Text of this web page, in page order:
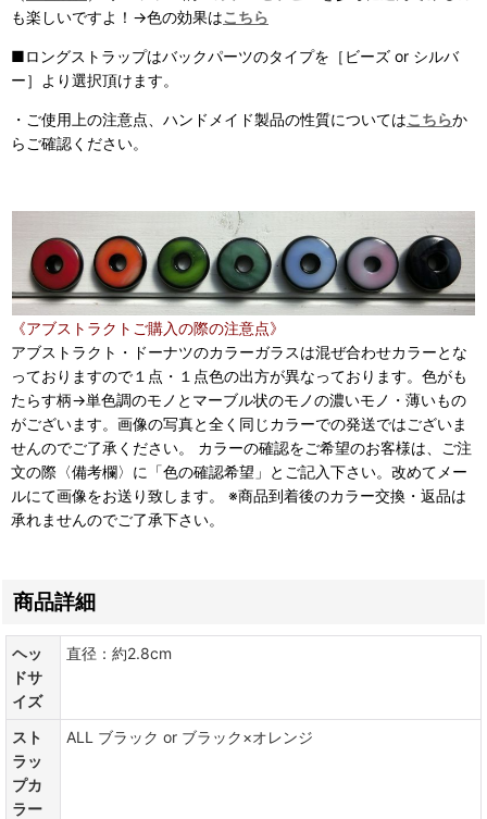
も楽しいですよ！→色の効果はこちら
■ロングストラップはバックパーツのタイプを［ビーズ or シルバ
ー］より選択頂けます。
・ご使用上の注意点、ハンドメイド製品の性質についてはこちらか
らご確認ください。
《アブストラクトご購入の際の注意点》
アブストラクト・ドーナツのカラーガラスは混ぜ合わせカラーとな
っておりますので１点・１点色の出方が異なっております。色がも
たらす柄→単色調のモノとマーブル状のモノの濃いモノ・薄いもの
がございます。画像の写真と全く同じカラーでの発送ではございま
せんのでご了承ください。 カラーの確認をご希望のお客様は、ご注
文の際〈備考欄〉に「色の確認希望」とご記入下さい。改めてメー
ルにて画像をお送り致します。 ※商品到着後のカラー交換・返品は
承れませんのでご了承下さい。
商品詳細
ヘッ
ドサ
イズ
直径：約2.8cm
スト
ラッ
プカ
ラー
ALL ブラック or ブラック×オレンジ